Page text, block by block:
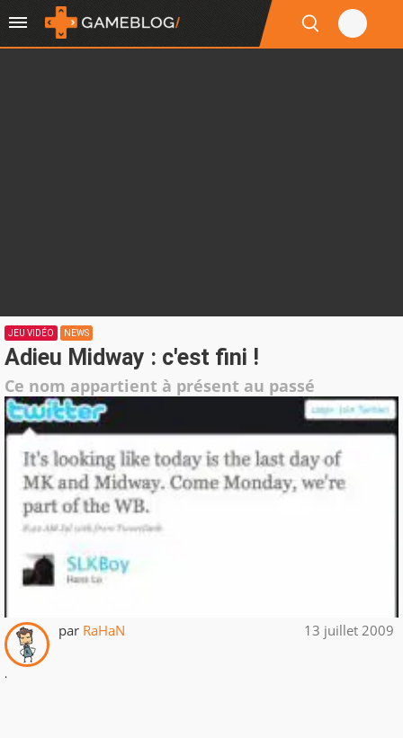
JEU VIDÉO NEWS
Adieu Midway : c'est fini !
Ce nom appartient à présent au passé
par RaHaN 13 juillet 2009
.